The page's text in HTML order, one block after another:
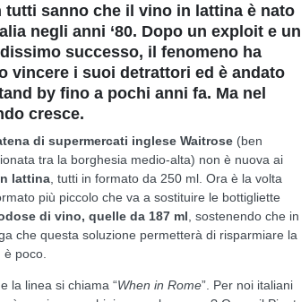
tutti sanno che il vino in lattina è nato
negli anni ‘80. Dopo un exploit e un
successo, il fenomeno ha
vincere i suoi detrattori ed è andato
by fino a pochi anni fa. Ma nel
cresce.
di supermercati inglese Waitrose (ben
tra la borghesia medio-alta) non è nuova ai
lattina , tutti in formato da 250 ml. Ora è la volta
più piccolo che va a sostituire le bottigliette
di vino, quelle da 187 ml , sostenendo che in
che questa soluzione permetterà di risparmiare la
poco.
, e la linea si chiama “When in Rome”. Per noi italiani